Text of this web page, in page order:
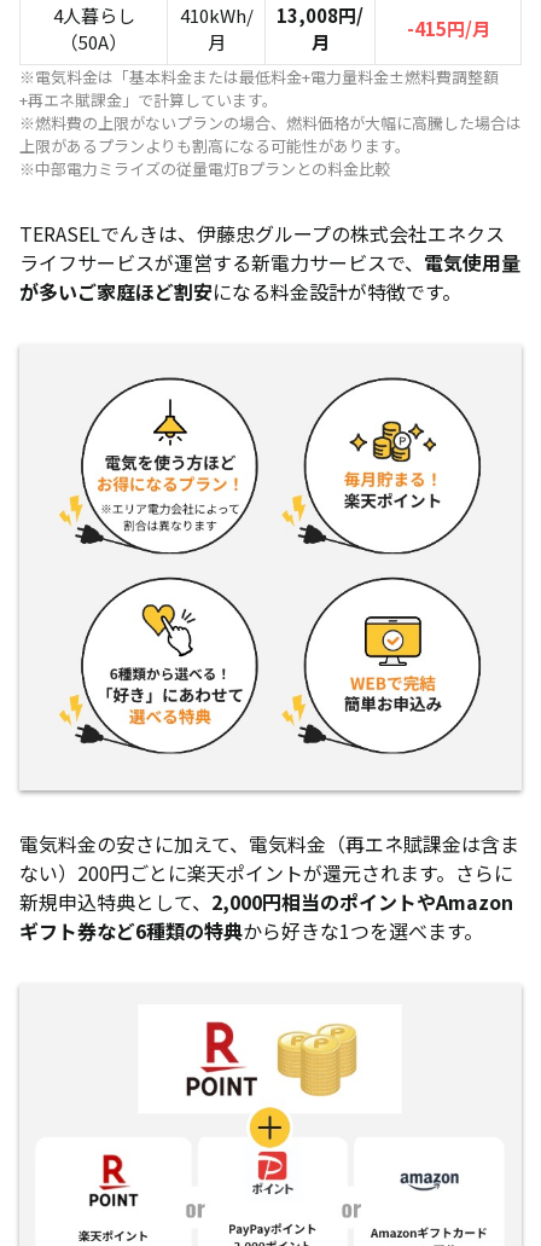
4人暮らし
（50A）
410kWh/
月
13,008円/
月
-415円/月
※電気料金は「基本料金または最低料金+電力量料金±燃料費調整額
+再エネ賦課金」で計算しています。
※燃料費の上限がないプランの場合、燃料価格が大幅に高騰した場合は
上限があるプランよりも割高になる可能性があります。
※中部電力ミライズの従量電灯Bプランとの料金比較
TERASELでんきは、伊藤忠グループの株式会社エネクス
ライフサービスが運営する新電力サービスで、 電気使用量
が多いご家庭ほど割安になる料金設計が特徴です。
電気料金の安さに加えて、電気料金（再エネ賦課金は含ま
ない）200円ごとに楽天ポイントが還元されます。さらに
新規申込特典として、 2,000円相当のポイントやAmazon
ギフト券など6種類の特典から好きな1つを選べます。